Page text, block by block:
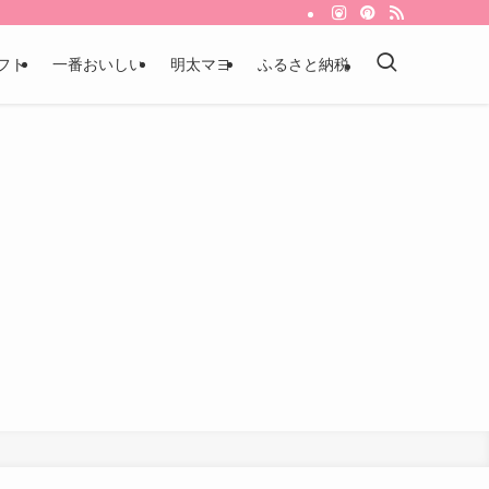
ト 一番おいしい 明太マヨ ふるさと納税